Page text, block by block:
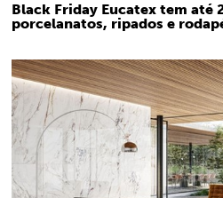
Black Friday Eucatex tem até
porcelanatos, ripados e